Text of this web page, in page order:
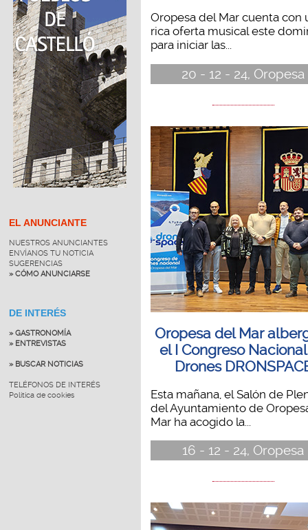
EL ANUNCIANTE
NUESTROS ANUNCIANTES
ENVÍANOS TU NOTICIA
SUGERENCIAS
» CÓMO ANUNCIARSE
DE INTERÉS
» GASTRONOMÍA
» ENTREVISTAS
» BUSCAR NOTICIAS
TELÉFONOS DE INTERÉS
Política de cookies
Oropesa del Mar cuenta con
rica oferta musical este
para iniciar las...
20 - 12 - 24, Oropesa
Oropesa del Mar
el I Congreso
Drones
Esta mañana, el Salón de
del Ayuntamiento de
Mar ha acogido la...
16 - 12 - 24, Oropesa